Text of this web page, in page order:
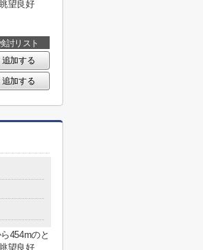
望良好
討リスト
追加する
追加する
454mのと
望良好